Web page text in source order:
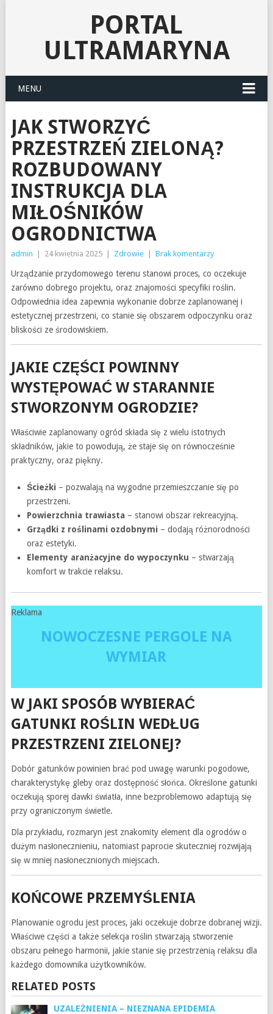
PORTAL
ULTRAMARYNA
MENU
JAK STWORZYĆ
PRZESTRZEŃ ZIELONĄ?
ROZBUDOWANY
INSTRUKCJA DLA
MIŁOŚNIKÓW
OGRODNICTWA
admin 24 kwietnia 2025 Zdrowie Brak komentarzy
Urządzanie przydomowego terenu stanowi proces, co oczekuje
zarówno dobrego projektu, oraz znajomości specyfiki roślin.
Odpowiednia idea zapewnia wykonanie dobrze zaplanowanej i
estetycznej przestrzeni, co stanie się obszarem odpoczynku oraz
bliskości ze środowiskiem.
JAKIE CZĘŚCI POWINNY
WYSTĘPOWAĆ W STARANNIE
STWORZONYM OGRODZIE?
Właściwie zaplanowany ogród składa się z wielu istotnych
składników, jakie to powodują, że staje się on równocześnie
praktyczny, oraz piękny.
Ścieżki – pozwalają na wygodne przemieszczanie się po
przestrzeni.
Powierzchnia trawiasta – stanowi obszar rekreacyjną.
Grządki z roślinami ozdobnymi – dodają różnorodności
oraz estetyki.
Elementy aranżacyjne do wypoczynku – stwarzają
komfort w trakcie relaksu.
Reklama
NOWOCZESNE PERGOLE NA
WYMIAR
W JAKI SPOSÓB WYBIERAĆ
GATUNKI ROŚLIN WEDŁUG
PRZESTRZENI ZIELONEJ?
Dobór gatunków powinien brać pod uwagę warunki pogodowe,
charakterystykę gleby oraz dostępność słońca. Określone gatunki
oczekują sporej dawki światła, inne bezproblemowo adaptują się
przy ograniczonym świetle.
Dla przykładu, rozmaryn jest znakomity element dla ogrodów o
dużym nasłonecznieniu, natomiast paprocie skuteczniej rozwijają
się w mniej nasłonecznionych miejscach.
KOŃCOWE PRZEMYŚLENIA
Planowanie ogrodu jest proces, jaki oczekuje dobrze dobranej wizji.
Właściwe części a także selekcja roślin stwarzają stworzenie
obszaru pełnego harmonii, jakie stanie się przestrzenią relaksu dla
każdego domownika użytkowników.
RELATED POSTS
UZALEŻNIENIA – NIEZNANA EPIDEMIA